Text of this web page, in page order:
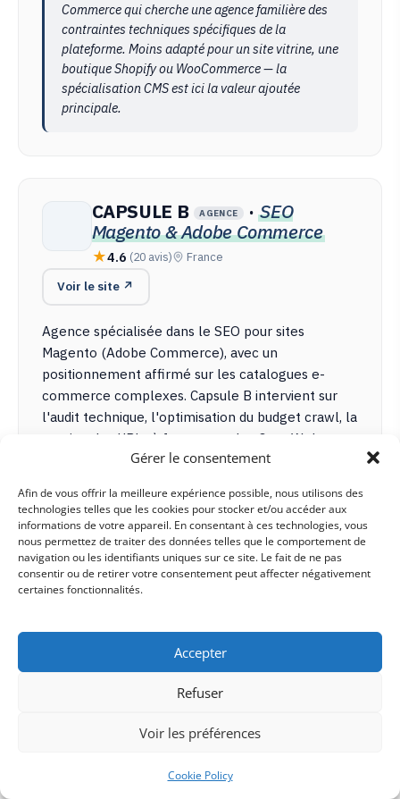
Gérer le consentement
Afin de vous offrir la meilleure expérience possible, nous utilisons des
technologies telles que les cookies pour stocker et/ou accéder aux
informations de votre appareil. En consentant à ces technologies, vous
nous permettez de traiter des données telles que le comportement de
navigation ou les identifiants uniques sur ce site. Le fait de ne pas
consentir ou de retirer votre consentement peut affecter négativement
certaines fonctionnalités.
Accepter
Refuser
Voir les préférences
Cookie Policy
Commerce qui cherche une agence familière des
contraintes techniques spécifiques de la
plateforme. Moins adapté pour un site vitrine, une
boutique Shopify ou WooCommerce — la
spécialisation CMS est ici la valeur ajoutée
principale.
CAPSULE B AGENCE · SEO
Magento & Adobe Commerce
4.6 (20 avis) France
Voir le site ↗
Agence spécialisée dans le SEO pour sites
Magento (Adobe Commerce), avec un
positionnement affirmé sur les catalogues e-
commerce complexes. Capsule B intervient sur
l'audit technique, l'optimisation du budget crawl, la
gestion des URLs à facettes et les Core Web
Vitals, avec un outil propriétaire baptisé Predyct
acquisition : générer du trafic qualifié et le
convertir en ventes concrètes pour des boutiques
dépassant les 10 000 produits.
EXPERTISES PRINCIPALES
facettes & doublons
Audit & optimisation Adobe Commerce (catalogues
10 000+ produits)
Core Web Vitals & performances e-commerce
techniques prioritaires)